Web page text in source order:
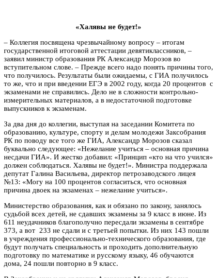
«Халявы не будет!»
– Коллегия посвящена чрезвычайному вопросу – итогам
государственной итоговой аттестации девятиклассников, –
заявил министр образования РК Александр Морозов во
вступительном слове. – Прежде всего надо понять причины того,
что получилось. Результаты были ожидаемы, с ГИА получилось
то же, что и при введении ЕГЭ в 2002 году, когда 20 процентов с
экзаменами не справились. Дело не в сложности контрольно-
измерительных материалов, а в недостаточной подготовке
выпускников к экзаменам.
За два дня до коллегии, выступая на заседании Комитета по
образованию, культуре, спорту и делам молодежи Заксобрания
РК по поводу все того же ГИА, Александр Морозов сказал
буквально следующее: «Нежелание учиться – основная причина
несдачи ГИА». И жестко добавил: «Принцип «кто на что учился»
должен соблюдаться. Халявы не будет!». Министра поддержала
депутат Галина Васильева, директор петрозаводского лицея
№13: «Могу на 100 процентов согласиться, что основная
причина двоек на экзаменах – нежелание учиться».
Министерство образования, как и обязано по закону, занялось
судьбой всех детей, не сдавших экзамены за 9 класс в июне. Из
611 неудачников благополучно пересдали экзамены в сентябре
373, а вот 233 не сдали и с третьей попытки. Из них 143 пошли
в учреждения профессионально-технического образования, где
будут получать специальность и проходить дополнительную
подготовку по математике и русскому языку, 46 обучаются
дома, 24 пошли повторно в 9 класс.